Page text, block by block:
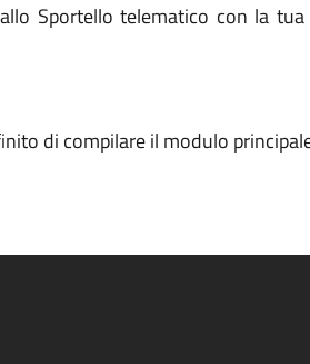
Sportello telematico con la
di compilare il modulo